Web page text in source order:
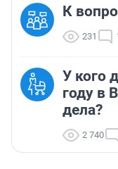
К
231
У кого
году в
дела?
2 740